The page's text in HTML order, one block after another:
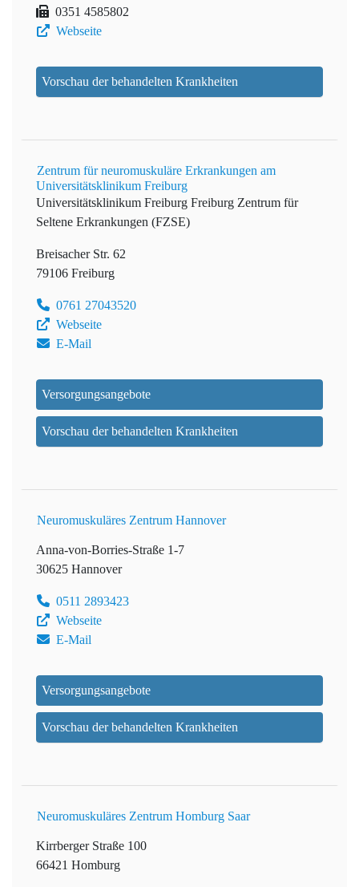
0351 4585802
Webseite
Vorschau der behandelten Krankheiten
Zentrum für neuromuskuläre Erkrankungen am
Universitätsklinikum Freiburg
Universitätsklinikum Freiburg Freiburg Zentrum für
Seltene Erkrankungen (FZSE)
Breisacher Str. 62
79106 Freiburg
0761 27043520
Webseite
E-Mail
Versorgungsangebote
Vorschau der behandelten Krankheiten
Neuromuskuläres Zentrum Hannover
Anna-von-Borries-Straße 1-7
30625 Hannover
0511 2893423
Webseite
E-Mail
Versorgungsangebote
Vorschau der behandelten Krankheiten
Neuromuskuläres Zentrum Homburg Saar
Kirrberger Straße 100
66421 Homburg